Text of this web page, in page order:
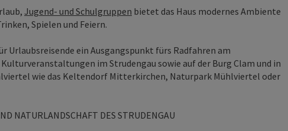
Jugend- und Schulgruppen bietet das Haus modernes Ambiente
Spielen und Feiern.
Urlaubsreisende ein Ausgangspunkt fürs Radfahren am
im Strudengau sowie auf der Burg Clam und in
wie das Keltendorf Mitterkirchen, Naturpark Mühlviertel oder
NATURLANDSCHAFT DES STRUDENGAU